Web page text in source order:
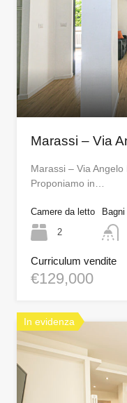
Marassi – Via
Marassi – Via Angelo
Proponiamo in…
Camere da letto
2
Bagni
Curriculum vendite
€129,000
In evidenza